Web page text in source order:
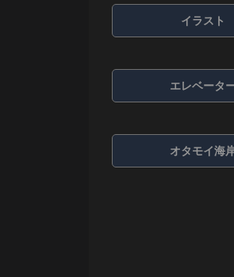
イラスト
エレベータ
オタモイ海